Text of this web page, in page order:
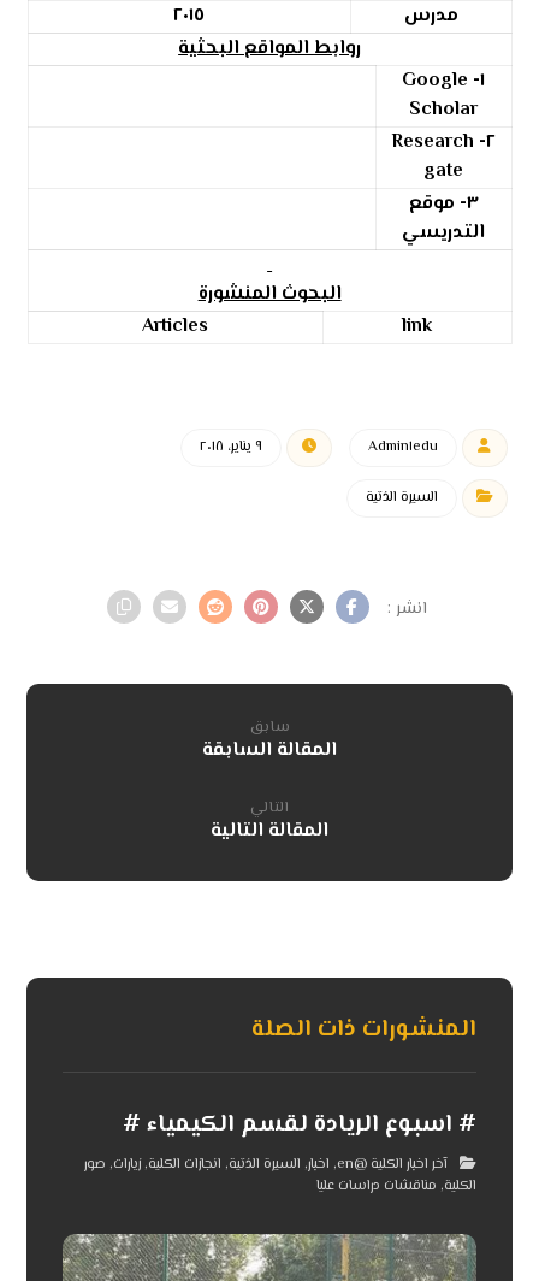
مدرس
٢٠١٥
روابط المواقع البحثية
١- Google
Scholar
٢- Research
gate
٣- موقع
التدريسي
البحوث المنشورة
link
Articles
Admin١edu ٩ يناير، ٢٠١٨
السيرة الذتية
سابق
المقالة السابقة
التالي
المقالة التالية
المنشورات ذات الصلة
# اسبوع الريادة لقسم الكيمياء #
آخر اخبار الكلية @en , اخبار, السيرة الذتية, انجازات الكلية,زيارات, صور
الكلية, مناقشات دراسات عليا